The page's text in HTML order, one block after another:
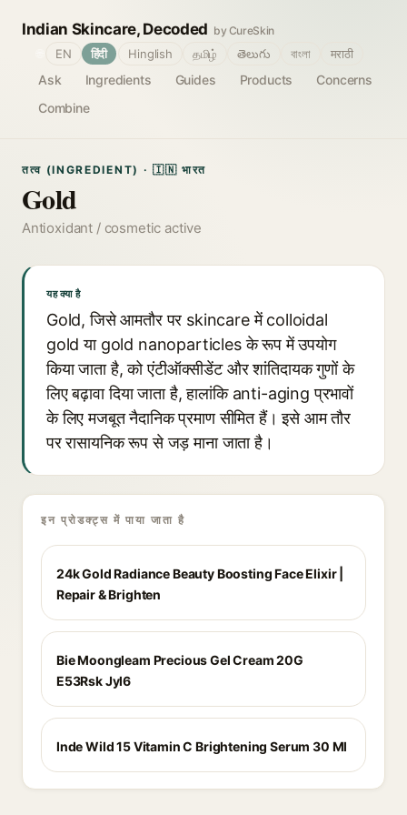
Indian Skincare, Decoded by CureSkin
Ask Ingredients Guides Products
Concerns
Combine
EN हिंदी Hinglish தமிழ் తెలుగు বাংলা मराठी
तत्व (INGREDIENT) · 🇮🇳 भारत
Gold
Antioxidant / cosmetic active
यह क्या है
Gold, जिसे आमतौर पर skincare में colloidal
gold या gold nanoparticles के रूप में उपयोग
किया जाता है, को एंटीऑक्सीडेंट और शांतिदायक गुणों के
लिए बढ़ावा दिया जाता है, हालांकि anti-aging प्रभावों
के लिए मजबूत नैदानिक प्रमाण सीमित हैं। इसे आम तौर
पर रासायनिक रूप से जड़ माना जाता है।
इन प्रोडक्ट्स में पाया जाता है
24k Gold Radiance Beauty Boosting Face Elixir |
Repair & Brighten
Bie Moongleam Precious Gel Cream 20G
E53Rsk Jyl6
Inde Wild 15 Vitamin C Brightening Serum 30 Ml